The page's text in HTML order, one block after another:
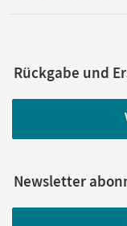
Rückgabe und
Newsletter